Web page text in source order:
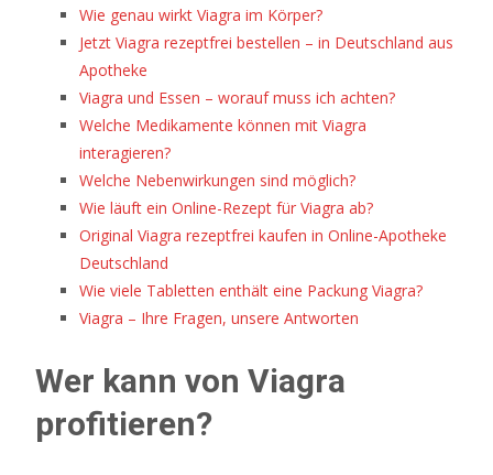
die
große
Vielfalt
an
Online-
Casinoseiten
2026
und
fühlen
ratlos,
wo
eintauchen
Casino
Wie genau wirkt Viagra im Körper?
Jetzt Viagra rezeptfrei bestellen – in Deutschland aus
Apotheke
Viagra und Essen – worauf muss ich achten?
Welche Medikamente können mit Viagra
interagieren?
Welche Nebenwirkungen sind möglich?
Wie läuft ein Online-Rezept für Viagra ab?
Original Viagra rezeptfrei kaufen in Online-Apotheke
Deutschland
Wie viele Tabletten enthält eine Packung Viagra?
Viagra – Ihre Fragen, unsere Antworten
Wer kann von Viagra
profitieren?